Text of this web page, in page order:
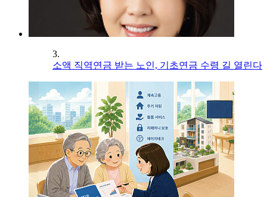
3.
소액 직역연금 받는 노인, 기초연금 수령 길 열린다